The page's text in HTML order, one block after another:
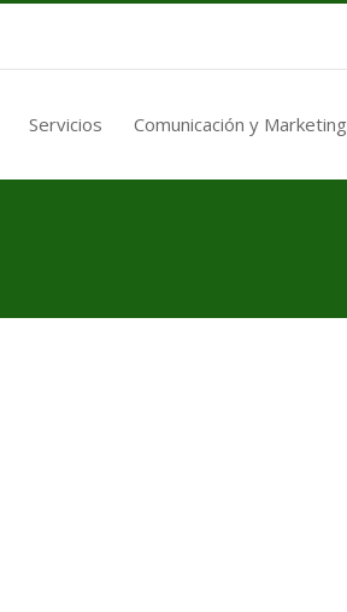
Servicios Comunicación y Marketing